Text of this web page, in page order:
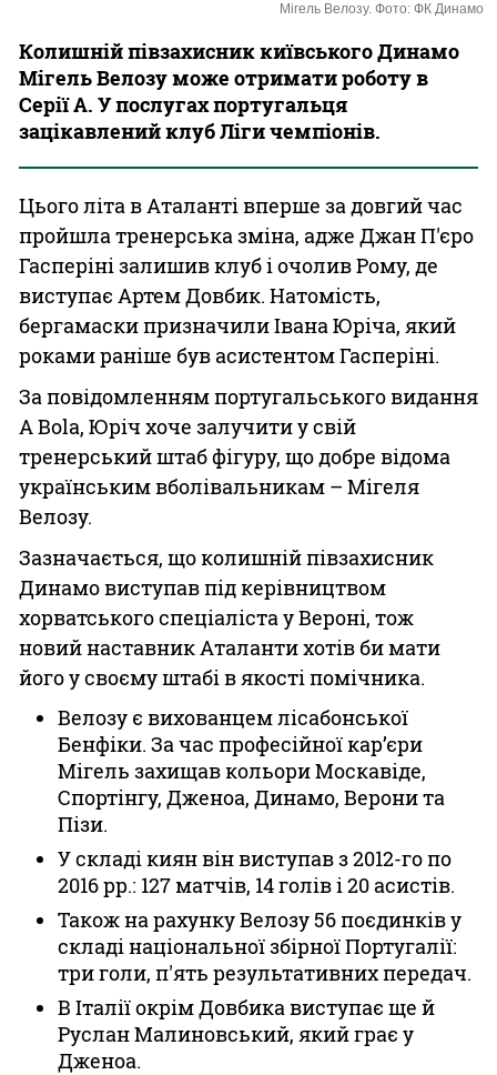
Мігель Велозу. Фото: ФК Динамо
Колишній півзахисник київського Динамо
Мігель Велозу може отримати роботу в
Серії А. У послугах португальця
зацікавлений клуб Ліги чемпіонів.
Цього літа в Аталанті вперше за довгий час
пройшла тренерська зміна, адже Джан П'єро
Гасперіні залишив клуб і очолив Рому, де
виступає Артем Довбик. Натомість,
бергамаски призначили Івана Юріча, який
роками раніше був асистентом Гасперіні.
За повідомленням португальського видання
A Bola, Юріч хоче залучити у свій
тренерський штаб фігуру, що добре відома
українським вболівальникам – Мігеля
Велозу.
Зазначається, що колишній півзахисник
Динамо виступав під керівництвом
хорватського спеціаліста у Вероні, тож
новий наставник Аталанти хотів би мати
його у своєму штабі в якості помічника.
Велозу є вихованцем лісабонської
Бенфіки. За час професійної кар’єри
Мігель захищав кольори Москавіде,
Спортінгу, Дженоа, Динамо, Верони та
Пізи.
У складі киян він виступав з 2012-го по
2016 рр.: 127 матчів, 14 голів і 20 асистів.
Також на рахунку Велозу 56 поєдинків у
складі національної збірної Португалії:
три голи, п'ять результативних передач.
В Італії окрім Довбика виступає ще й
Руслан Малиновський, який грає у
Дженоа.